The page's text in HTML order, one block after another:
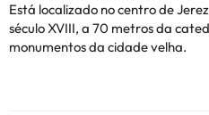
Está localizado no centro de
século XVIII, a 70 metros da
monumentos da cidade velha.
O hotel tem uma recepção
pequeno-almoço, solário no